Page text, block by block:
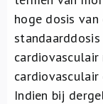
hoge dosis
cardiovasculair
Indien bij